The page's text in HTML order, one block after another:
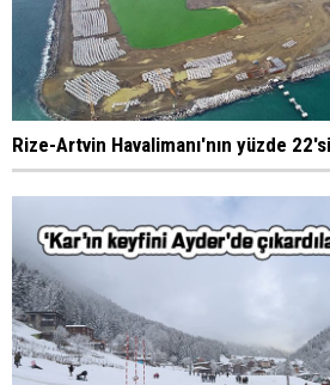
Rize-Artvin Havalimanı'nın yüzde